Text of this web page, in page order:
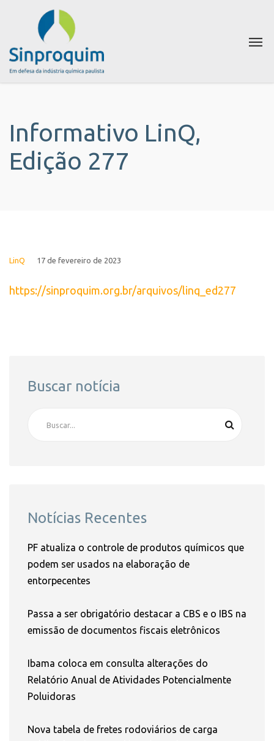
Informativo LinQ,
Edição 277
LinQ 17 de fevereiro de 2023
https://sinproquim.org.br/arquivos/linq_ed277
Buscar notícia
Notícias Recentes
PF atualiza o controle de produtos químicos que
podem ser usados na elaboração de
entorpecentes
Passa a ser obrigatório destacar a CBS e o IBS na
emissão de documentos fiscais eletrônicos
Ibama coloca em consulta alterações do
Relatório Anual de Atividades Potencialmente
Poluidoras
Nova tabela de fretes rodoviários de carga